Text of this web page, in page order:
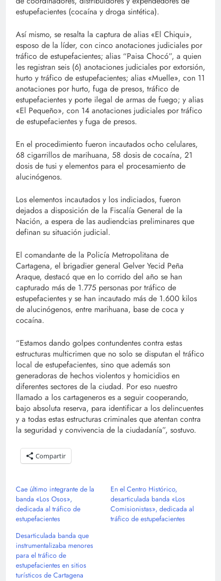
estupefacientes (cocaína y droga sintética).
Así mismo, se resalta la captura de alias «El Chiqui»,
esposo de la líder, con cinco anotaciones judiciales por
tráfico de estupefacientes; alias “Paisa Chocó”, a quien
les registran seis (6) anotaciones judiciales por extorsión,
hurto y tráfico de estupefacientes; alias «Muelle», con 11
anotaciones por hurto, fuga de presos, tráfico de
estupefacientes y porte ilegal de armas de fuego; y alias
«El Pequeño», con 14 anotaciones judiciales por tráfico
de estupefacientes y fuga de presos.
En el procedimiento fueron incautados ocho celulares,
68 cigarrillos de marihuana, 58 dosis de cocaína, 21
dosis de tusi y elementos para el procesamiento de
alucinógenos.
Los elementos incautados y los indiciados, fueron
dejados a disposición de la Fiscalía General de la
Nación, a espera de las audiendcias preliminares que
definan su situación judicial.
El comandante de la Policía Metropolitana de
Cartagena, el brigadier general Gelver Yecid Peña
Araque, destacó que en lo corrido del año se han
capturado más de 1.775 personas por tráfico de
estupefacientes y se han incautado más de 1.600 kilos
de alucinógenos, entre marihuana, base de coca y
cocaína.
“Estamos dando golpes contundentes contra estas
estructuras multicrimen que no solo se disputan el tráfico
local de estupefacientes, sino que además son
generadoras de hechos violentos y homicidios en
diferentes sectores de la ciudad. Por eso nuestro
llamado a los cartageneros es a seguir cooperando,
bajo absoluta reserva, para identificar a los delincuentes
y a todas estas estructuras criminales que atentan contra
la seguridad y convivencia de la ciudadanía”, sostuvo.
Compartir
Cae último integrante de la
banda «Los Osos»,
dedicada al tráfico de
estupefacientes
En el Centro Histórico,
desarticulada banda «Los
Comisionistas», dedicada al
tráfico de estupefacientes
Desarticulada banda que
instrumentalizaba menores
para el tráfico de
estupefacientes en sitios
turísticos de Cartagena